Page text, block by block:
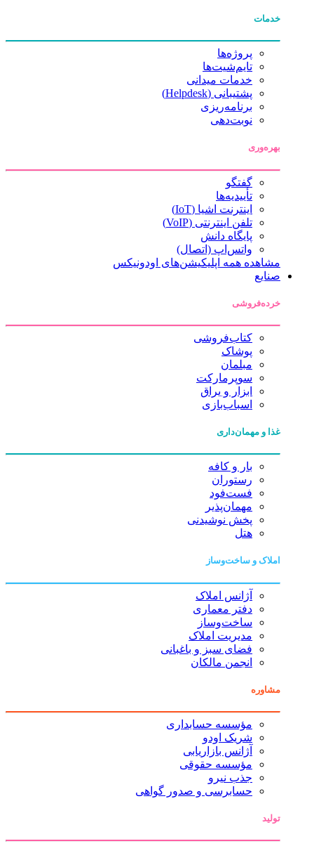
خدمات
پروژه‌ها
تایم‌شیت‌ها
خدمات میدانی
پشتیبانی (Helpdesk)
برنامه‌ریزی
نوبت‌دهی
بهره‌وری
گفتگو
تأییدیه‌ها
اینترنت اشیا (IoT)
تلفن اینترنتی (VoIP)
پایگاه دانش
واتس‌اپ (اتصال)
مشاهده همه اپلیکیشن‌های اودونیکس
صنایع
خرده‌فروشی
کتاب‌فروشی
پوشاک
مبلمان
سوپرمارکت
ابزار و یراق
اسباب‌بازی
غذا و مهمان‌داری
بار و کافه
رستوران
فست‌فود
مهمان‌پذیر
پخش نوشیدنی
هتل
املاک و ساخت‌وساز
آژانس املاک
دفتر معماری
ساخت‌وساز
مدیریت املاک
فضای سبز و باغبانی
انجمن مالکان
مشاوره
مؤسسه حسابداری
شریک اودو
آژانس بازاریابی
مؤسسه حقوقی
جذب نیرو
حسابرسی و صدور گواهی
تولید